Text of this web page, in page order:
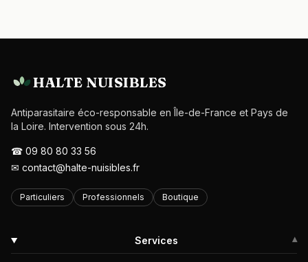
HALTE NUISIBLES
Antiparasitaire éco-responsable en Île-de-France et Pays de
la Loire. Intervention sous 24h.
☎ 09 80 80 33 56
✉ contact@halte-nuisibles.fr
Particuliers Professionnels Boutique
Services ▾